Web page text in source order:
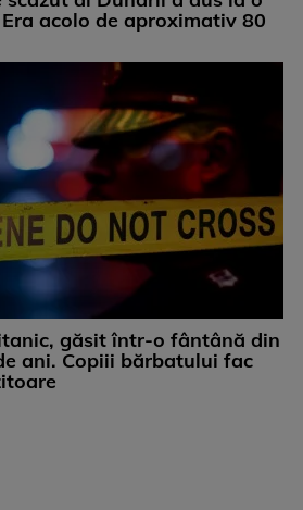
acolo de aproximativ 80
găsit într-o fântână din
ani. Copiii bărbatului fac